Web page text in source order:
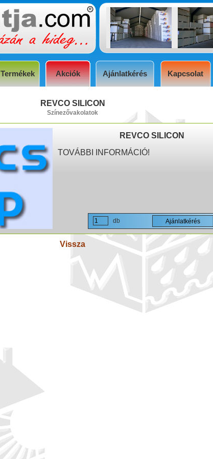
Termékek Akciók Ajánlatkérés Kapcsolat
REVCO SILICON
Színezővakolatok
REVCO SILICON
TOVÁBBI INFORMÁCIÓ!
db
Vissza